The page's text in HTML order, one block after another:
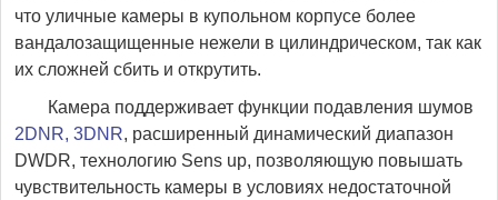
что уличные камеры в купольном корпусе более
вандалозащищенные нежели в цилиндрическом, так как
их сложней сбить и открутить.
Камера поддерживает функции подавления шумов
2DNR, 3DNR, расширенный динамический диапазон
DWDR, технологию Sens up, позволяющую повышать
чувствительность камеры в условиях недостаточной